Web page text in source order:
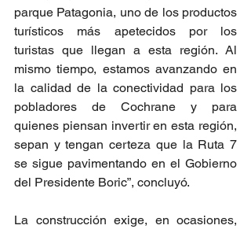
parque Patagonia, uno de los productos
turísticos más apetecidos por los
turistas que llegan a esta región. Al
mismo tiempo, estamos avanzando en
la calidad de la conectividad para los
pobladores de Cochrane y para
quienes piensan invertir en esta región,
sepan y tengan certeza que la Ruta 7
se sigue pavimentando en el Gobierno
del Presidente Boric”, concluyó.
La construcción exige, en ocasiones,